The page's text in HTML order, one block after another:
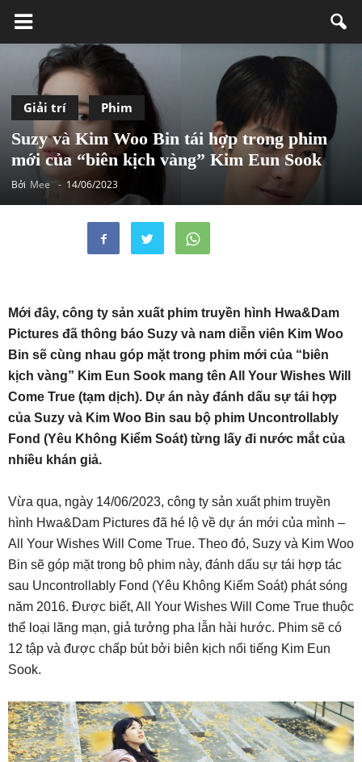
Giải trí Phim
Suzy và Kim Woo Bin tái hợp trong phim
mới của “biên kịch vàng” Kim Eun Sook
Bởi Mee - 14/06/2023
Mới đây, công ty sản xuất phim truyền hình Hwa&Dam
Pictures đã thông báo Suzy và nam diễn viên Kim Woo
Bin sẽ cùng nhau góp mặt trong phim mới của “biên
kịch vàng” Kim Eun Sook mang tên All Your Wishes Will
Come True (tạm dịch). Dự án này đánh dấu sự tái hợp
của Suzy và Kim Woo Bin sau bộ phim Uncontrollably
Fond (Yêu Không Kiểm Soát) từng lấy đi nước mắt của
nhiều khán giả.
Vừa qua, ngày 14/06/2023, công ty sản xuất phim truyền
hình Hwa&Dam Pictures đã hé lộ về dự án mới của mình –
All Your Wishes Will Come True. Theo đó, Suzy và Kim Woo
Bin sẽ góp mặt trong bộ phim này, đánh dấu sự tái hợp tác
sau Uncontrollably Fond (Yêu Không Kiểm Soát) phát sóng
năm 2016. Được biết, All Your Wishes Will Come True thuộc
thể loại lãng mạn, giả tưởng pha lẫn hài hước. Phim sẽ có
12 tập và được chấp bút bởi biên kịch nổi tiếng Kim Eun
Sook.